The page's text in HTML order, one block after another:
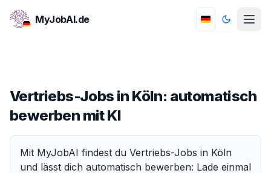
MyJobAI.de Toggle
Vertriebs-Jobs in Köln: automatisch
bewerben mit KI
Mit MyJobAI findest du Vertriebs-Jobs in Köln
und lässt dich automatisch bewerben: Lade einmal